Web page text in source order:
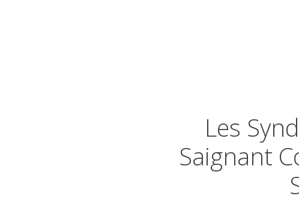
Les
Saignant